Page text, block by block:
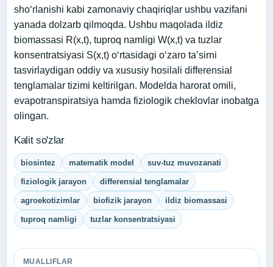
sho‘rlanishi kabi zamonaviy chaqiriqlar ushbu vazifani
yanada dolzarb qilmoqda. Ushbu maqolada ildiz
biomassasi R(x,t), tuproq namligi W(x,t) va tuzlar
konsentratsiyasi S(x,t) o‘rtasidagi o‘zaro ta’sirni
tasvirlaydigan oddiy va xususiy hosilali differensial
tenglamalar tizimi keltirilgan. Modelda harorat omili,
evapotranspiratsiya hamda fiziologik cheklovlar inobatga
olingan.
Kalit so'zlar
biosintez matematik model suv-tuz muvozanati
fiziologik jarayon differensial tenglamalar
agroekotizimlar biofizik jarayon ildiz biomassasi
tuproq namligi tuzlar konsentratsiyasi
MUALLIFLAR